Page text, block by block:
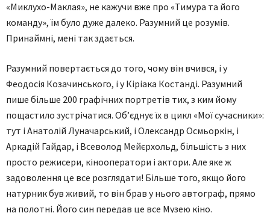
«Миклухо-Маклая», не кажучи вже про «Тимура та його
команду», їм було дуже далеко. Разумний це розумів.
Принаймні, мені так здається.
Разумний повертається до того, чому він вчився, і у
Феодосія Козачинського, і у Кіріака Костанді. Разумний
пише більше 200 графічних портретів тих, з ким йому
пощастило зустрічатися. Об’єднує їх в цикл «Мої сучасники»:
тут і Анатолій Луначарський, і Олександр Осмьоркін, і
Аркадій Гайдар, і Всеволод Мейєрхольд, більшість з них
просто режисери, кінооператори і актори. Але яке ж
задоволення це все розглядати! Більше того, якщо його
натурник був живий, то він брав у нього автограф, прямо
на полотні. Його син передав це все Музею кіно.